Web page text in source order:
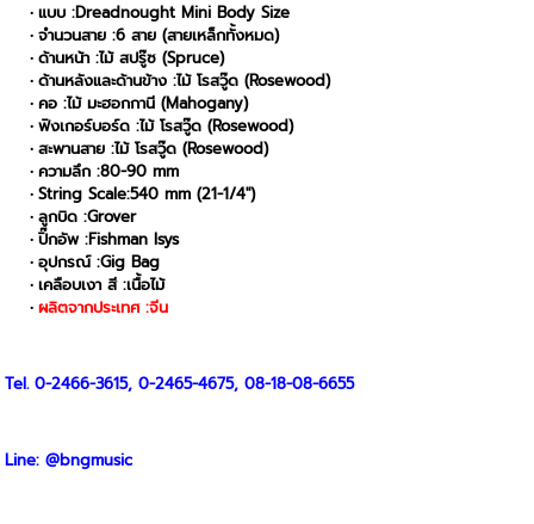
แบบ :Dreadnought Mini Body Size
จำนวนสาย :6 สาย (สายเหล็กทั้งหมด)
ด้านหน้า :ไม้ สปรู๊ซ (Spruce)
ด้านหลังและด้านข้าง :ไม้ โรสวู๊ด (Rosewood)
คอ :ไม้ มะฮอกกานี (Mahogany)
ฟิงเกอร์บอร์ด :ไม้ โรสวู๊ด (Rosewood)
สะพานสาย :ไม้ โรสวู๊ด (Rosewood)
ความลึก :80-90 mm
String Scale:540 mm (21-1/4")
ลูกบิด :Grover
ปิ๊กอัพ :Fishman Isys
อุปกรณ์ :Gig Bag
เคลือบเงา สี :เนื้อไม้
ผลิตจากประเทศ :จีน
Tel. 0-2466-3615, 0-2465-4675, 08-18-08-6655
Line: @bngmusic